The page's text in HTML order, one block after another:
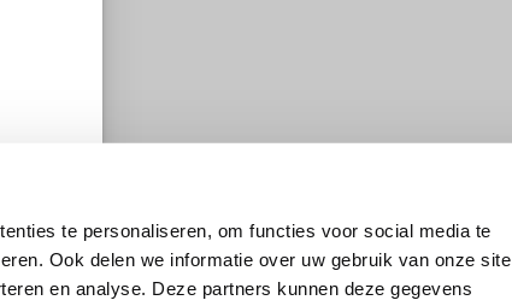
te personaliseren, om functies voor social media te
Ook delen we informatie over uw gebruik van onze site
en analyse. Deze partners kunnen deze gegevens